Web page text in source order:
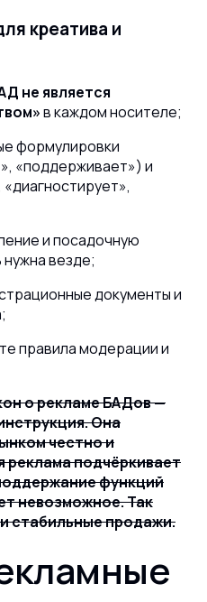
креатива и
не является
в каждом носителе;
формулировки
«поддерживает») и
и посадочную
везде;
документы и
правила модерации и
о рекламе БАДов —
Она
честно и
реклама подчёркивает
функций
невозможное. Так
стабильные продажи.